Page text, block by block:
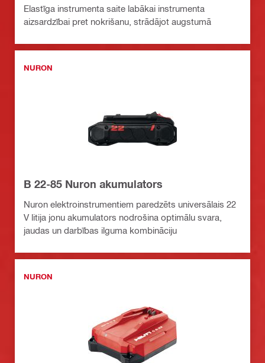
Elastīga instrumenta saite labākai instrumenta
aizsardzībai pret nokrišanu, strādājot augstumā
NURON
B 22-85 Nuron akumulators
Nuron elektroinstrumentiem paredzēts universālais 22
V litija jonu akumulators nodrošina optimālu svara,
jaudas un darbības ilguma kombināciju
NURON